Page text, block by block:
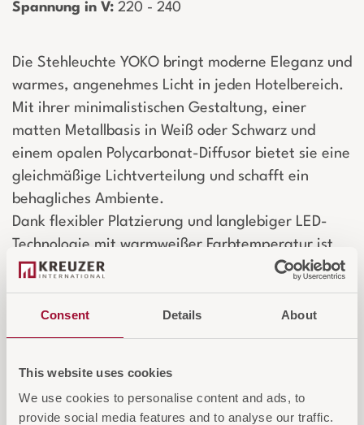
Consent Details About
This website uses cookies
We use cookies to personalise content and ads, to
provide social media features and to analyse our traffic.
Spannung in V: ­ 220 - 240
Die Stehleuchte YOKO bringt moderne Eleganz und
warmes, angenehmes Licht in jeden Hotelbereich.
Mit ihrer minimalistischen Gestaltung, einer
matten Metallbasis in Weiß oder Schwarz und
einem opalen Polycarbonat-Diffusor bietet sie eine
gleichmäßige Lichtverteilung und schafft ein
behagliches Ambiente.
Dank flexibler Platzierung und langlebiger LED-
Technologie mit warmweißer Farbtemperatur ist
die YOKO ideal für Lobbys, Lounges oder
Gästezimmer. Ihre robuste Verarbeitung und
wartungsarme LEDs machen sie zur perfekten
Wahl für Hotels, die Stil und Funktionalität
Login für Preise und Warenkorb